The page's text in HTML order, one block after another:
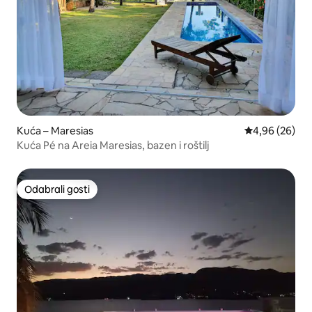
Kuća – Maresias Prosječna
4,96 (26)
Kuća Pé na Areia Maresias, bazen i roštilj
Odabrali gosti
Odabrali gosti